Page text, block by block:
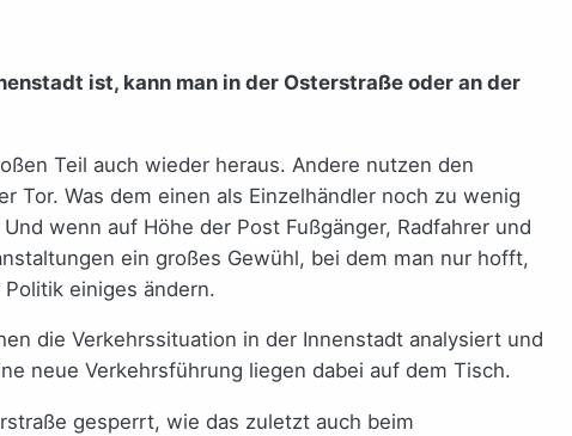
ist, kann man in der Osterstraße oder an der
Teil auch wieder heraus. Andere nutzen den
Tor. Was dem einen als Einzelhändler noch zu wenig
wenn auf Höhe der Post Fußgänger, Radfahrer und
ein großes Gewühl, bei dem man nur hofft,
einiges ändern.
die Verkehrssituation in der Innenstadt analysiert und
neue Verkehrsführung liegen dabei auf dem Tisch.
gesperrt, wie das zuletzt auch beim